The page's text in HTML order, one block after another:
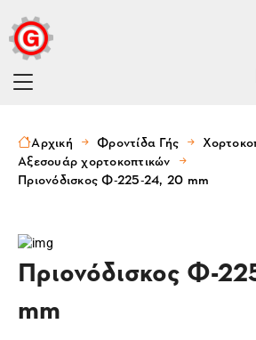
Αρχική Φροντίδα Γής
Αξεσουάρ χορτοκοπτικών
Πριονόδισκος Φ-225-24, 20 mm
Πριονόδισκος Φ-
mm